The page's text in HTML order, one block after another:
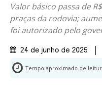
Valor básico passa de
praças da rodovia;
foi autorizado pelo
24 de junho de 2025
Tempo aproximado de